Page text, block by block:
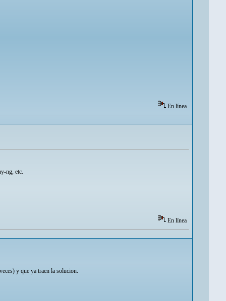
En línea
ng, etc.
En línea
y que ya traen la solucion.